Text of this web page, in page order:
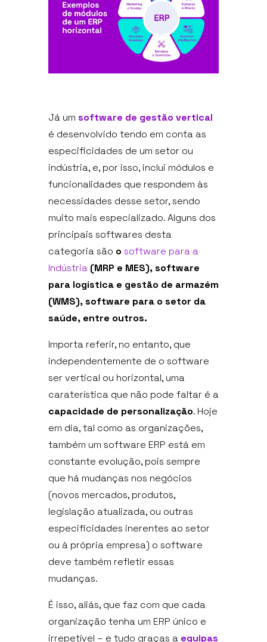
Já um software de gestão vertical
é desenvolvido tendo em conta as
especificidades de um setor ou
indústria, e, por isso, inclui módulos e
funcionalidades que respondem às
necessidades desse setor, sendo
muito mais especializado. Alguns dos
principais softwares desta
categoria são o software para a
Indústria(MRP e MES), software
para logística e gestão de armazém
(WMS), software para o setor da
saúde, entre outros.
Importa referir, no entanto, que
independentemente de o software
ser vertical ou horizontal, uma
caraterística que não pode faltar é a
capacidade de personalização. Hoje
em dia, tal como as organizações,
também um software ERP está em
constante evolução, pois sempre
que há mudanças nos negócios
(novos mercados, produtos,
legislação atualizada, ou outras
especificidades inerentes ao setor
ou à própria empresa) o software
deve também refletir essas
mudanças.
É isso, aliás, que faz com que cada
organização tenha um ERP único e
irrepetível – e tudo graças a equipas